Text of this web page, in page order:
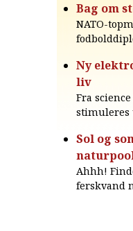
Bag om
NATO-
Ny
liv
Fra
stimuleres
Sol og
Ahhh!
ferskvand